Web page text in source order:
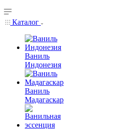
Каталог
Ваниль
Индонезия
Ваниль
Мадагаскар